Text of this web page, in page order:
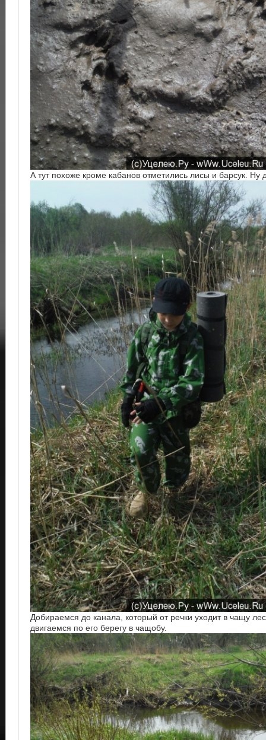
А тут похоже кроме кабанов отметились лисы и барсук.
Добираемся до канала, который от речки уходит в чащу
двигаемся по его берегу в чащобу.